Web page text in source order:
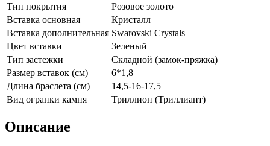
Тип покрытия
Розовое золото
Вставка основная
Кристалл
Вставка дополнительная Swarovski Crystals
Цвет вставки
Зеленый
Тип застежки
Складной (замок-пряжка)
Размер вставок (см)
6*1,8
Длина браслета (см)
14,5-16-17,5
Вид огранки камня
Триллион (Триллиант)
Описание